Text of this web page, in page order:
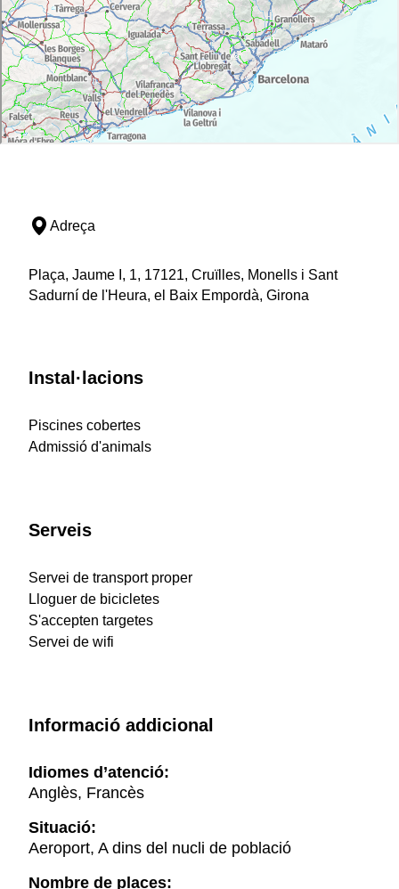
Adreça
Plaça, Jaume I, 1, 17121, Cruïlles, Monells i Sant
Sadurní de l'Heura, el Baix Empordà, Girona
Instal·lacions
Piscines cobertes
Admissió d'animals
Serveis
Servei de transport proper
Lloguer de bicicletes
S'accepten targetes
Servei de wifi
Informació addicional
Idiomes d’atenció:
Anglès, Francès
Situació:
Aeroport, A dins del nucli de població
Nombre de places: